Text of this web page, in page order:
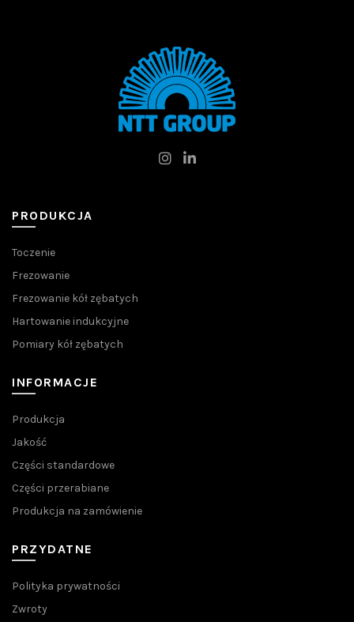
PRODUKCJA
Toczenie
Frezowanie
Frezowanie kół zębatych
Hartowanie indukcyjne
Pomiary kół zębatych
INFORMACJE
Produkcja
Jakość
Części standardowe
Części przerabiane
Produkcja na zamówienie
PRZYDATNE
Polityka prywatności
Zwroty